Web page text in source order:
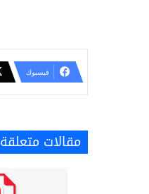
فيسبوك
مقالات متعلقة